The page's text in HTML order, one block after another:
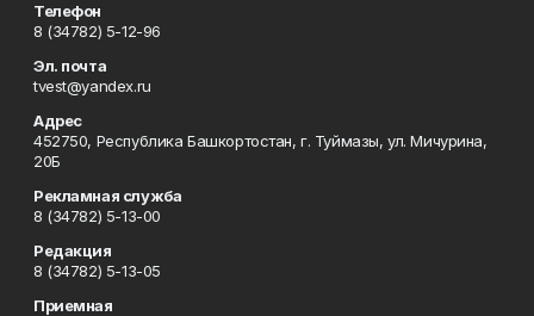
Телефон
8 (34782) 5-12-96
Эл. почта
tvest@yandex.ru
Адрес
452750, Республика Башкортостан, г. Туймазы, ул. Мичурина,
20Б
Рекламная служба
8 (34782) 5-13-00
Редакция
8 (34782) 5-13-05
Приемная